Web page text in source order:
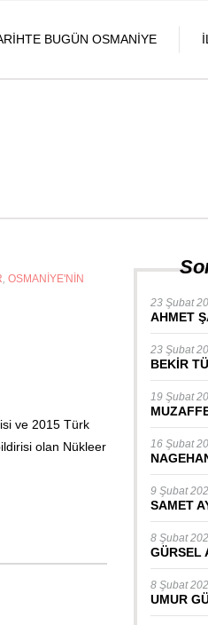
BUGÜN OSMANIYE
, OSMANIYE'NIN
ve 2015 Türk
olan Nükleer
23 Şubat
AHMET
23 Şubat
BEKİR
19 Şubat
16 Şubat
9 Şubat
SAMET
8 Şubat
GÜRSEL
8 Şubat
UMUR